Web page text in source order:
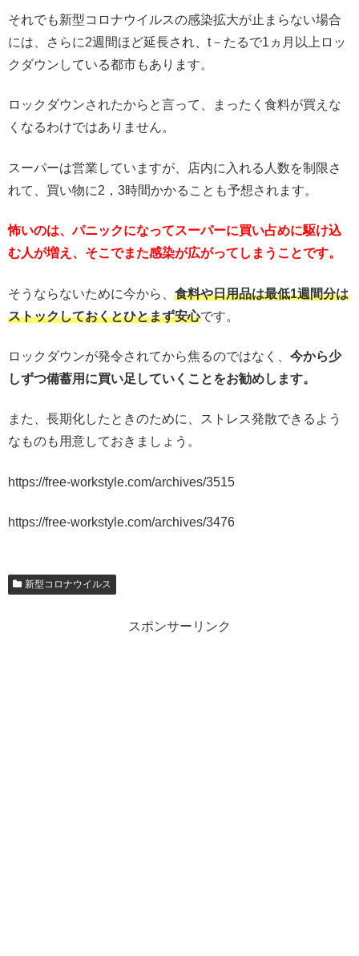
それでも新型コロナウイルスの感染拡大が止まらない場合
には、さらに2週間ほど延長され、t－たるで1ヵ月以上ロッ
クダウンしている都市もあります。
ロックダウンされたからと言って、まったく食料が買えな
くなるわけではありません。
スーパーは営業していますが、店内に入れる人数を制限さ
れて、買い物に2，3時間かかることも予想されます。
怖いのは、パニックになってスーパーに買い占めに駆け込
む人が増え、そこでまた感染が広がってしまうことです。
そうならないために今から、 食料や日用品は最低1週間分は
ストックしておくとひとまず安心です。
ロックダウンが発令されてから焦るのではなく、 今から少
しずつ備蓄用に買い足していくことをお勧めします。
また、長期化したときのために、ストレス発散できるよう
なものも用意しておきましょう。
https://free-workstyle.com/archives/3515
https://free-workstyle.com/archives/3476
新型コロナウイルス
スポンサーリンク